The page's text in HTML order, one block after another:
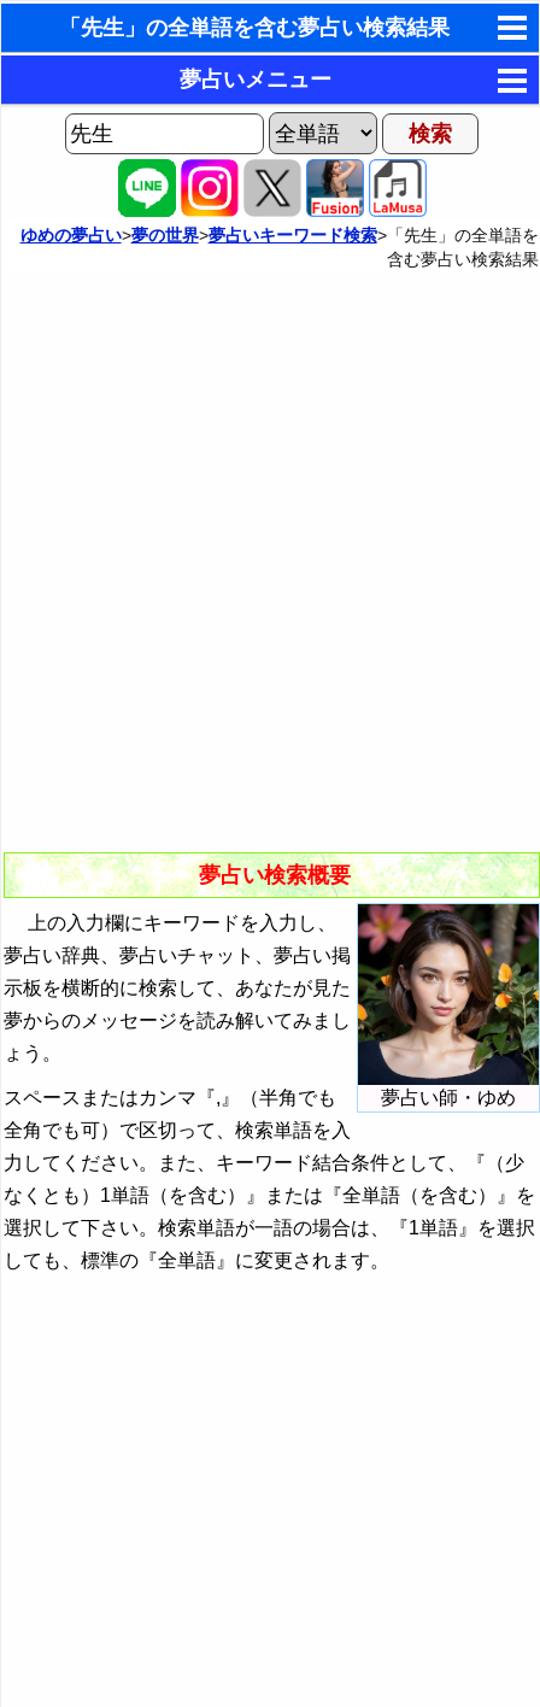
「先生」の全単語を含む夢占い検索結果
東洋・西洋占星術
ホラリー占星術
手相占いで未来診断
タロットカードで無料占い
夢占いメニュー
AIゆめの夢占いチャット
ヨセフの夢占い
夢占い掲示板
ゆめの夢占い>夢の世界>夢占いキーワード検索>「先生」の全単語を
含む夢占い検索結果
夢占い検索概要
夢占い師・ゆめ
上の入力欄にキーワードを入力し、
夢占い辞典、夢占いチャット、夢占い掲
示板を横断的に検索して、あなたが見た
夢からのメッセージを読み解いてみまし
ょう。
スペースまたはカンマ『,』（半角でも
全角でも可）で区切って、検索単語を入
力してください。また、キーワード結合条件として、『（少
なくとも）1単語（を含む）』または『全単語（を含む）』を
選択して下さい。検索単語が一語の場合は、『1単語』を選択
しても、標準の『全単語』に変更されます。